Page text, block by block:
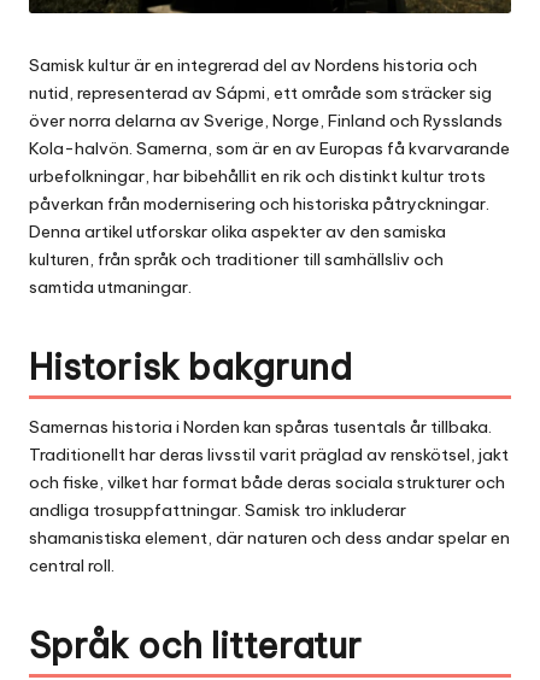
Samiskkulturär en integrerad del av Nordens historia och
nutid, representerad av Sápmi, ett område som sträcker sig
över norra delarna av Sverige, Norge, Finland och Rysslands
Kola-halvön. Samerna, som är en av Europas få kvarvarande
urbefolkningar, har bibehållit en rik och distinkt kultur trots
påverkan från modernisering och historiska påtryckningar.
Denna artikel utforskar olika aspekter av den samiska
kulturen, från språk och traditioner till samhällsliv och
samtida utmaningar.
Historisk bakgrund
Samernas historia i Norden kan spåras tusentals år tillbaka.
Traditionellt har deras livsstil varit präglad av renskötsel, jakt
och fiske, vilket har format både deras sociala strukturer och
andliga trosuppfattningar. Samisk tro inkluderar
shamanistiska element, där naturen och dess andar spelar en
central roll.
Språk och litteratur